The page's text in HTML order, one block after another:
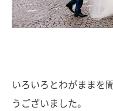
いろいろとわがままを
うございました。